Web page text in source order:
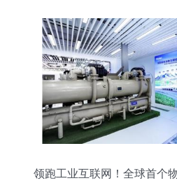
领跑工业互联网！全球首个